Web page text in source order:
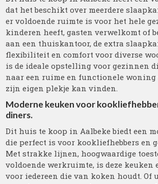
dat het beschikt over meerdere
er voldoende ruimte is voor het hele
kinderen heeft, gasten verwelkomt of
aan een thuiskantoor, de extra
flexibiliteit en comfort voor diverse
is de ideale opstelling voor gezinnen
naar een ruime en functionele woning
zijn eigen plekje kan vinden.
Moderne keuken voor
diners.
Dit huis te koop in Aalbeke biedt een
die perfect is voor kookliefhebbers en
Met strakke lijnen, hoogwaardige
voldoende werkruimte, is deze keuken
voor iedereen die van koken houdt. Of